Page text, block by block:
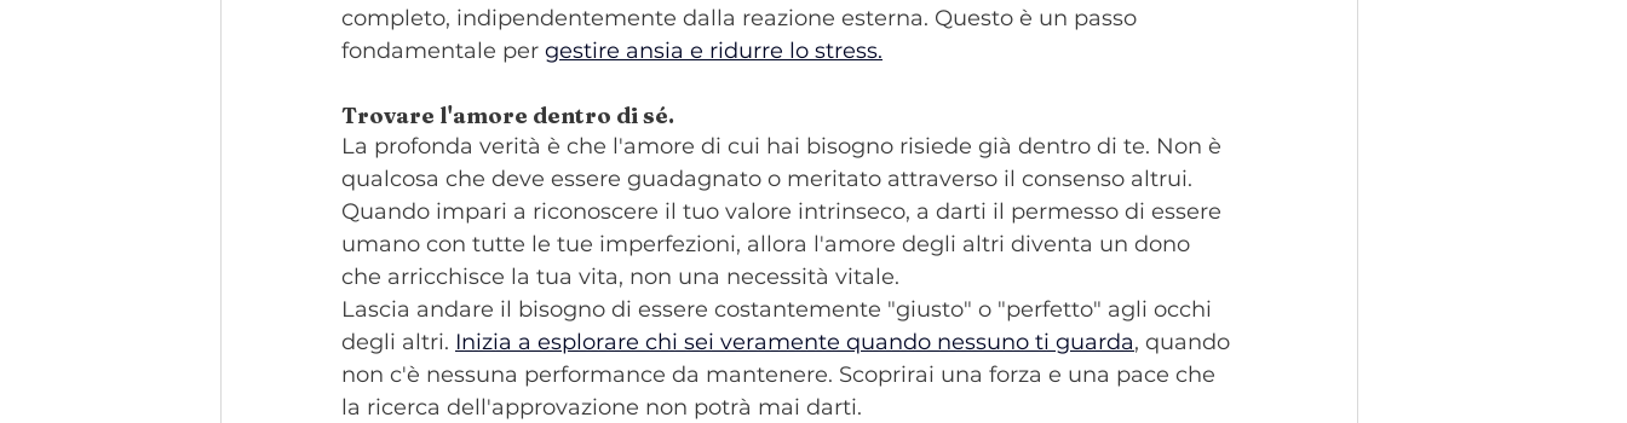
completo, indipendentemente dalla reazione esterna. Questo è un passo
fondamentale per gestire ansia e ridurre lo stress.
Trovare l'amore dentro di sé.
La profonda verità è che l'amore di cui hai bisogno risiede già dentro di te. Non è
qualcosa che deve essere guadagnato o meritato attraverso il consenso altrui.
Quando impari a riconoscere il tuo valore intrinseco, a darti il permesso di essere
umano con tutte le tue imperfezioni, allora l'amore degli altri diventa un dono
che arricchisce la tua vita, non una necessità vitale.
Lascia andare il bisogno di essere costantemente "giusto" o "perfetto" agli occhi
degli altri. Inizia a esplorare chi sei veramente quando nessuno ti guarda, quando
non c'è nessuna performance da mantenere. Scoprirai una forza e una pace che
la ricerca dell'approvazione non potrà mai darti.